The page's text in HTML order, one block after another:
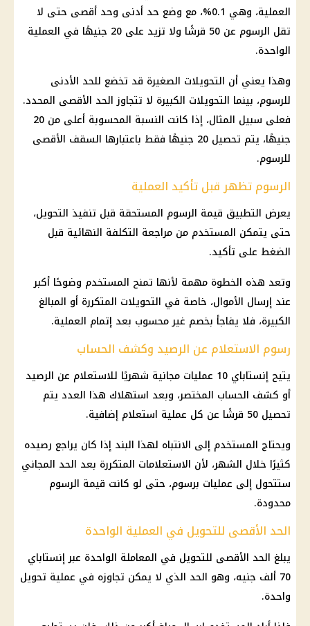
العملية، وهي 0.1%، مع وضع حد أدنى وحد أقصى حتى لا
تقل الرسوم عن 50 قرشًا ولا تزيد على 20 جنيهًا في العملية
الواحدة.
وهذا يعني أن التحويلات الصغيرة قد تخضع للحد الأدنى
للرسوم، بينما التحويلات الكبيرة لا تتجاوز الحد الأقصى المحدد.
فعلى سبيل المثال، إذا كانت النسبة المحسوبة أعلى من 20
جنيهًا، يتم تحصيل 20 جنيهًا فقط باعتبارها السقف الأقصى
للرسوم.
الرسوم تظهر قبل تأكيد العملية
يعرض التطبيق قيمة الرسوم المستحقة قبل تنفيذ التحويل،
حتى يتمكن المستخدم من مراجعة التكلفة النهائية قبل
الضغط على تأكيد.
وتعد هذه الخطوة مهمة لأنها تمنح المستخدم وضوحًا أكبر
عند إرسال الأموال، خاصة في التحويلات المتكررة أو المبالغ
الكبيرة، فلا يفاجأ بخصم غير محسوب بعد إتمام العملية.
رسوم الاستعلام عن الرصيد وكشف الحساب
يتيح إنستاباي
10 عمليات مجانية شهريًا للاستعلام عن الرصيد
أو كشف الحساب المختصر، وبعد استهلاك هذا العدد يتم
تحصيل 50 قرشًا عن كل عملية استعلام إضافية.
ويحتاج المستخدم إلى الانتباه لهذا البند إذا كان يراجع رصيده
كثيرًا خلال الشهر، لأن الاستعلامات المتكررة بعد الحد المجاني
ستتحول إلى عمليات برسوم، حتى لو كانت قيمة الرسوم
محدودة.
الحد الأقصى للتحويل في العملية الواحدة
يبلغ الحد الأقصى للتحويل في المعاملة الواحدة عبرإنستاباي
70 ألف جنيه، وهو الحد الذي لا يمكن تجاوزه في عملية تحويل
واحدة.